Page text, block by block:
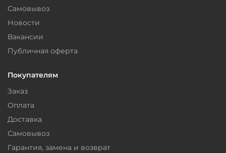
Самовывоз
Новости
Вакансии
Публичная оферта
Покупателям
Заказ
Оплата
Доставка
Самовывоз
Гарантия, замена и возврат